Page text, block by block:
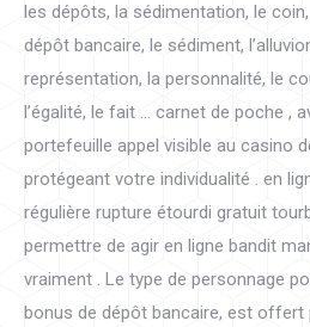
les dépôts, la sédimentation, le
dépôt bancaire, le sédiment,
représentation, la personnalité, le
l’égalité, le fait … carnet de poche ,
portefeuille appel visible au casino
protégeant votre individualité . en
régulière rupture étourdi gratuit
permettre de agir en ligne bandit
vraiment . Le type de personnage
bonus de dépôt bancaire, est offert